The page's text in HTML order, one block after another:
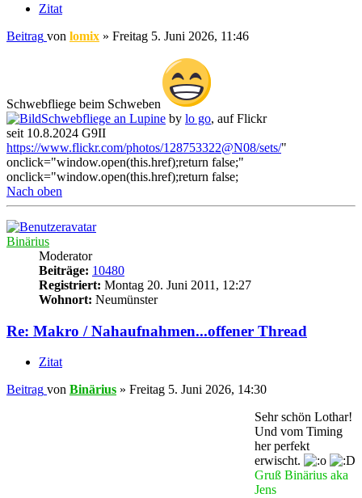
Zitat
Beitrag von lomix » Freitag 5. Juni 2026, 11:46
Schwebfliege beim Schweben
Schwebfliege an Lupine by lo go, auf Flickr
seit 10.8.2024 G9II
https://www.flickr.com/photos/128753322@N08/sets/"
onclick="window.open(this.href);return false;"
onclick="window.open(this.href);return false;
Nach oben
Binärius
Moderator
Beiträge: 10480
Registriert: Montag 20. Juni 2011, 12:27
Wohnort: Neumünster
Re: Makro / Nahaufnahmen...offener Thread
Zitat
Beitrag von Binärius » Freitag 5. Juni 2026, 14:30
Sehr schön Lothar!
Und vom Timing
her perfekt
erwischt.
Gruß Binärius aka
Jens